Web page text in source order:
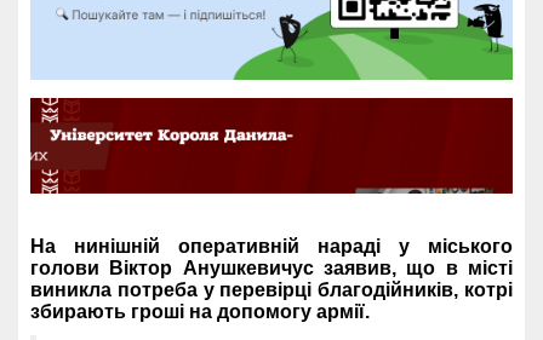
На нинішній оперативній нараді у міського
голови Віктор Анушкевичус заявив, що в місті
виникла потреба у перевірці благодійників, котрі
збирають гроші на допомогу армії.